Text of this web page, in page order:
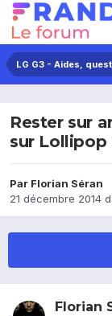
LG G3 - Aides,
Rester sur
sur Lollipop
Par Florian Séran
21 décembre 2014
Florian